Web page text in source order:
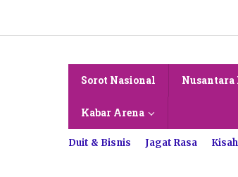
konten
Sorot Nasional
Kabar Arena
Duit & Bisnis Jagat Rasa